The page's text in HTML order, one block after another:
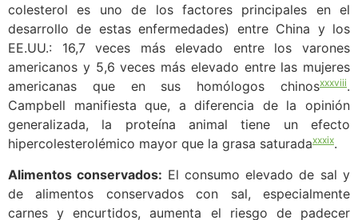
colesterol es uno de los factores principales en el
desarrollo de estas enfermedades) entre China y los
EE.UU.: 16,7 veces más elevado entre los varones
americanos y 5,6 veces más elevado entre las mujeres
americanas que en sus homólogos chinosxxxviii.
Campbell manifiesta que, a diferencia de la opinión
generalizada, la proteína animal tiene un efecto
hipercolesterolémico mayor que la grasa saturadaxxxix.
Alimentos conservados: El consumo elevado de sal y
de alimentos conservados con sal, especialmente
carnes y encurtidos, aumenta el riesgo de padecer